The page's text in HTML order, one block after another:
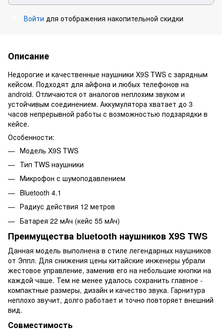
Войти для отображения накопительной скидки
Описание
Недорогие и качественные наушники X9S TWS с зарядным
кейсом. Подходят для айфона и любых телефонов на
android. Отличаются от аналогов неплохим звуком и
устойчивым соединением. Аккумулятора хватает до 3
часов непрерывной работы с возможностью подзарядки в
кейсе.
Особенности:
Модель X9S TWS
Тип TWS наушники
Микрофон с шумоподавлением
Bluetooth 4.1
Радиус действия 12 метров
Батарея 22 мАч (кейс 55 мАч)
Преимущества bluetooth наушников X9S TWS
Данная модель выполнена в стиле легендарных наушников
от Эппл. Для снижения цены китайские инженеры убрали
жестовое управление, заменив его на небольшие кнопки на
каждой чаше. Тем не менее удалось сохранить главное -
компактные размеры, дизайн и качество звука. Гарнитура
неплохо звучит, долго работает и точно повторяет внешний
вид.
Совместимость